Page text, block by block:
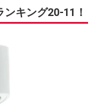
キング20-11！